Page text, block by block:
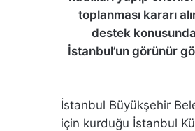
toplanması kararı
destek
İstanbul’un görünür
İstanbul Büyükşehir
için kurduğu İstanbul